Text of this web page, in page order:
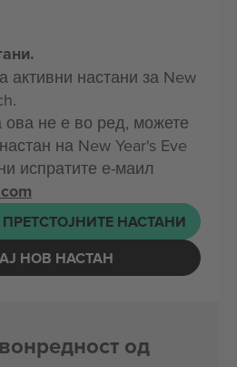
настани за New
не е во ред, можете
на New Year's Eve
испратите е-маил
НАСТАНИ
НОВ НАСТАН
од